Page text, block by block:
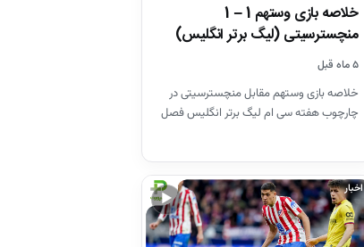
خلاصه بازی وستهم 1 – 1
منچسترسیتی (لیگ برتر انگلیس)
۵ ماه قبل
خلاصه بازی وستهم مقابل منچسترسیتی در
چارچوب هفته سی ام لیگ برتر انگلیس فصل
▶
اخبار